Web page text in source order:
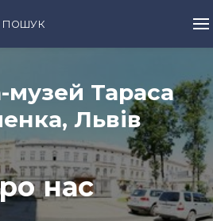
ПОШУК
музей Тараса
Львів
нас